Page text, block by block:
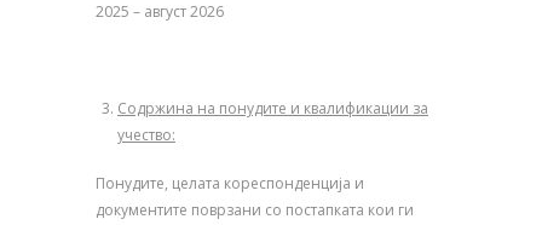
2025 – август 2026
Содржина на понудите и квалификации за
учество:
Понудите, целата кореспонденција и
документите поврзани со постапката кои ги